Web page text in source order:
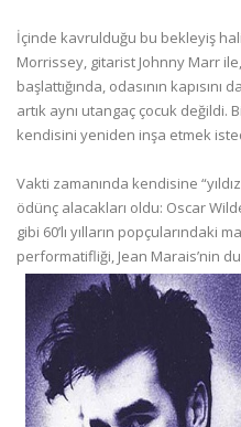
İçinde kavrulduğu bu bekleyiş
Morrissey, gitarist Johnny Marr ile,
başlattığında, odasının kapısını
artık aynı utangaç çocuk değildi.
kendisini yeniden inşa etmek
Vakti zamanında kendisine
ödünç alacakları oldu: Oscar
gibi 60’lı yılların popçularındaki
performatifliği, Jean Marais’nin